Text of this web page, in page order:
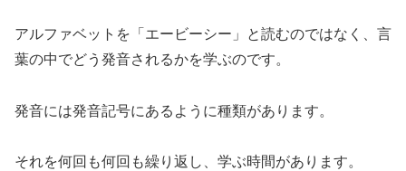
アルファベットを「エービーシー」と読むのではなく、言
葉の中でどう発音されるかを学ぶのです。
発音には発音記号にあるように種類があります。
それを何回も何回も繰り返し、学ぶ時間があります。